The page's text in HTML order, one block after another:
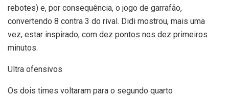
rebotes) e, por consequência, o jogo de garrafão,
convertendo 8 contra 3 do rival. Didi mostrou, mais uma
vez, estar inspirado, com dez pontos nos dez primeiros
minutos.
Ultra ofensivos
Os dois times voltaram para o segundo quarto